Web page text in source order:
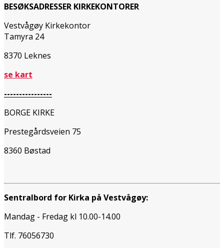
BESØKSADRESSER KIRKEKONTORER
Vestvågøy Kirkekontor
Tamyra 24
8370 Leknes
se kart
----------------
BORGE KIRKE
Prestegårdsveien 75
8360 Bøstad
Sentralbord for Kirka på Vestvågøy:
Mandag - Fredag kl 10.00-14.00
Tlf. 76056730